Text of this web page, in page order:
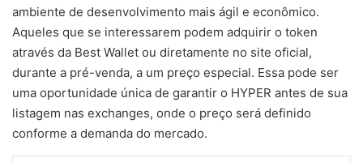
ambiente de desenvolvimento mais ágil e econômico.
Aqueles que se interessarem podem adquirir o token
através da Best Wallet ou diretamente no site oficial,
durante a pré-venda, a um preço especial. Essa pode ser
uma oportunidade única de garantir o HYPER antes de sua
listagem nas exchanges, onde o preço será definido
conforme a demanda do mercado.